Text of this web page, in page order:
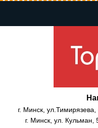
г. Минск,
г. Минск, ул.